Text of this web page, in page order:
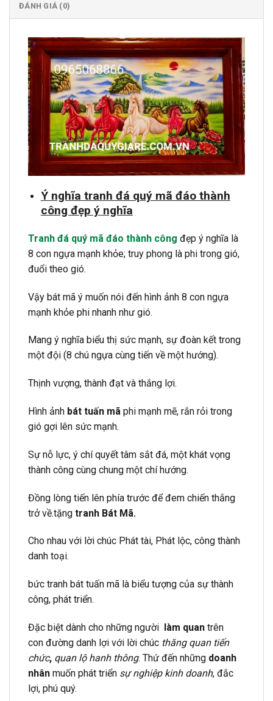
ĐÁNH GIÁ (0)
Ý nghĩa tranh đá quý mã đáo thành
công đẹp ý nghĩa
Tranh đá quý mã đáo thành công đẹp ý nghĩa là
8 con ngựa mạnh khỏe; truy phong là phi trong gió,
đuổi theo gió.
Vậy bát mã ý muốn nói đến hình ảnh 8 con ngựa
mạnh khỏe phi nhanh như gió.
Mang ý nghĩa biểu thị sức mạnh, sự đoàn kết trong
một đội (8 chú ngựa cùng tiến về một hướng).
Thịnh vượng, thành đạt và thắng lợi.
Hình ảnh bát tuấn mã phi mạnh mẽ, rắn rỏi trong
gió gợi lên sức mạnh.
Sự nỗ lực, ý chí quyết tâm sắt đá, một khát vọng
thành công cùng chung một chí hướng.
Đồng lòng tiến lên phía trước để đem chiến thắng
trở về.tặng tranh Bát Mã.
Cho nhau với lời chúc Phát tài, Phát lộc, công thành
danh toại.
bức tranh bát tuấn mã là biểu tượng của sự thành
công, phát triển.
Đặc biệt dành cho những người làm quan trên
con đường danh lợi với lời chúc thăng quan tiến
chức, quan lộ hanh thông. Thứ đến những doanh
nhân muốn phát triển sự nghiệp kinh doanh, đắc
lợi, phú quý.